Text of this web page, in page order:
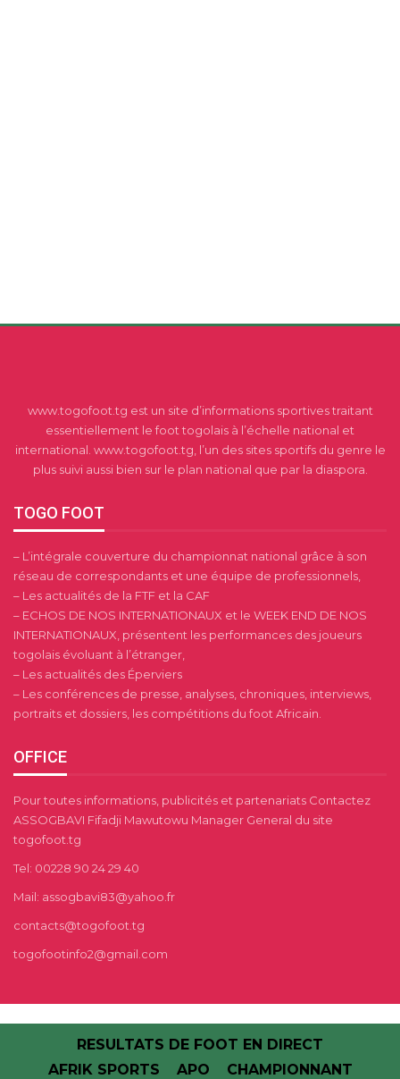
www.togofoot.tg est un site d’informations sportives traitant
essentiellement le foot togolais à l’échelle national et
international. www.togofoot.tg, l’un des sites sportifs du genre le
plus suivi aussi bien sur le plan national que par la diaspora.
TOGO FOOT
– L’intégrale couverture du championnat national grâce à son
réseau de correspondants et une équipe de professionnels,
– Les actualités de la FTF et la CAF
– ECHOS DE NOS INTERNATIONAUX et le WEEK END DE NOS
INTERNATIONAUX, présentent les performances des joueurs
togolais évoluant à l’étranger,
– Les actualités des Éperviers
– Les conférences de presse, analyses, chroniques, interviews,
portraits et dossiers, les compétitions du foot Africain.
OFFICE
Pour toutes informations, publicités et partenariats Contactez
ASSOGBAVI Fifadji Mawutowu Manager General du site
togofoot.tg
Tel: 00228 90 24 29 40
Mail: assogbavi83@yahoo.fr
contacts@togofoot.tg
togofootinfo2@gmail.com
RESULTATS DE FOOT EN DIRECT
AFRIK SPORTS
APO CHAMPIONNANT